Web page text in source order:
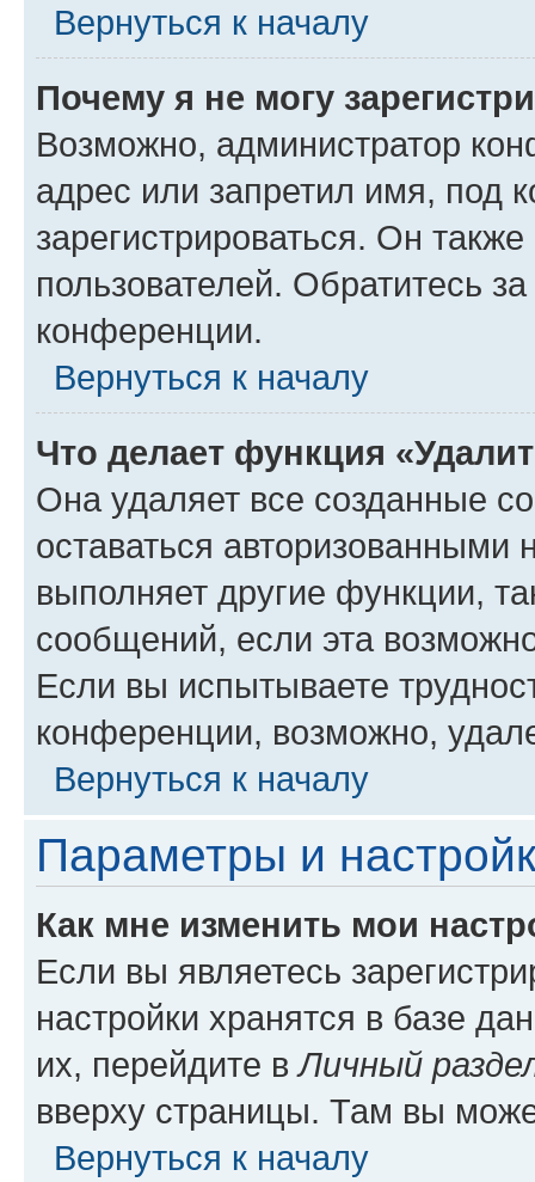
Вернуться к началу
Почему я не могу
Возможно, администратор
адрес или запретил имя, под
зарегистрироваться. Он
пользователей. Обратитесь
конференции.
Вернуться к началу
Что делает функция
Она удаляет все созданные
оставаться авторизованными
выполняет другие функции,
сообщений, если эта
Если вы испытываете
конференции, возможно,
Вернуться к началу
Параметры и
Как мне изменить мои
Если вы являетесь
настройки хранятся в базе
их, перейдите вЛичный
вверху страницы. Там вы
Вернуться к началу